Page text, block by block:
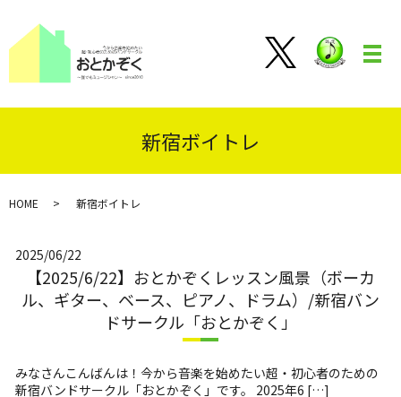
メ
新宿ボイトレ
HOME 新宿ボイトレ
2025/06/22
【2025/6/22】おとかぞくレッスン風景（ボーカ
ル、ギター、ベース、ピアノ、ドラム）/新宿バン
ドサークル「おとかぞく」
みなさんこんばんは！今から音楽を始めたい超・初心者のための
新宿バンドサークル「おとかぞく」です。 2025年6 […]